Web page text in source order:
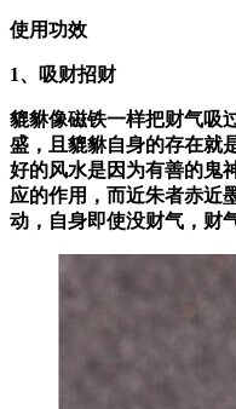
使用功效
1、吸财招财
貔貅像磁铁一样把财气吸
盛，且貔貅自身的存在就
好的风水是因为有善的鬼
应的作用，而近朱者赤近
动，自身即使没财气，财